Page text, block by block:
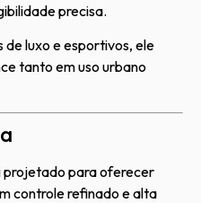
precisa.
de luxo e esportivos, ele
tanto em uso urbano
projetado para oferecer
controle refinado e alta